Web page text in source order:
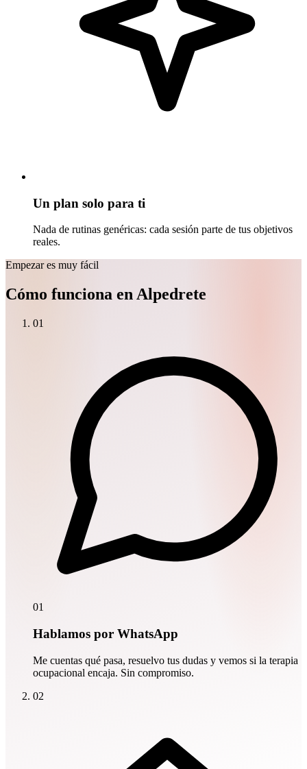
Un plan solo para ti
Nada de rutinas genéricas: cada sesión parte de tus objetivos
reales.
Empezar es muy fácil
Cómo funciona en Alpedrete
01
01
Hablamos por WhatsApp
Me cuentas qué pasa, resuelvo tus dudas y vemos si la terapia
ocupacional encaja. Sin compromiso.
02